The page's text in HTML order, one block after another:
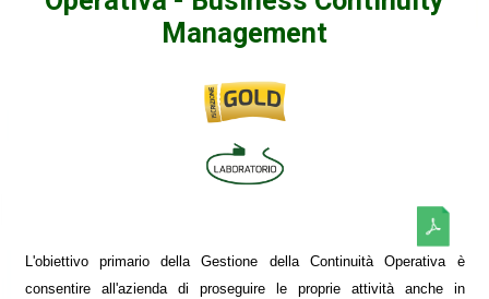
Management
L'obiettivo primario della Gestione della Continuità Operativa è
consentire all'azienda di proseguire le proprie attività anche in